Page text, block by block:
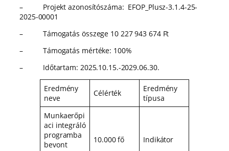
– Projekt azonosítószáma: EFOP_Plusz-3.1.4-25-
2025-00001
– Támogatás összege 10 227 943 674 Ft
– Támogatás mértéke: 100%
– Időtartam: 2025.10.15.-2029.06.30.
Eredmény
neve
Célérték
Eredmény
típusa
Munkaerőpi
aci integráló
programba
bevont
10.000 fő Indikátor